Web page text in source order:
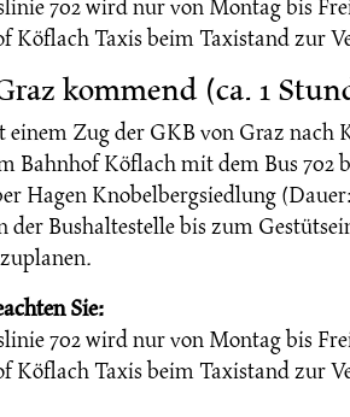
702 wird nur von Montag bis
Köflach Taxis beim Taxistand zur
kommend (ca. 1
einem Zug der GKB von Graz nach
Bahnhof Köflach mit dem Bus 702
Hagen Knobelbergsiedlung
der Bushaltestelle bis zum
Sie:
702 wird nur von Montag bis
Köflach Taxis beim Taxistand zur